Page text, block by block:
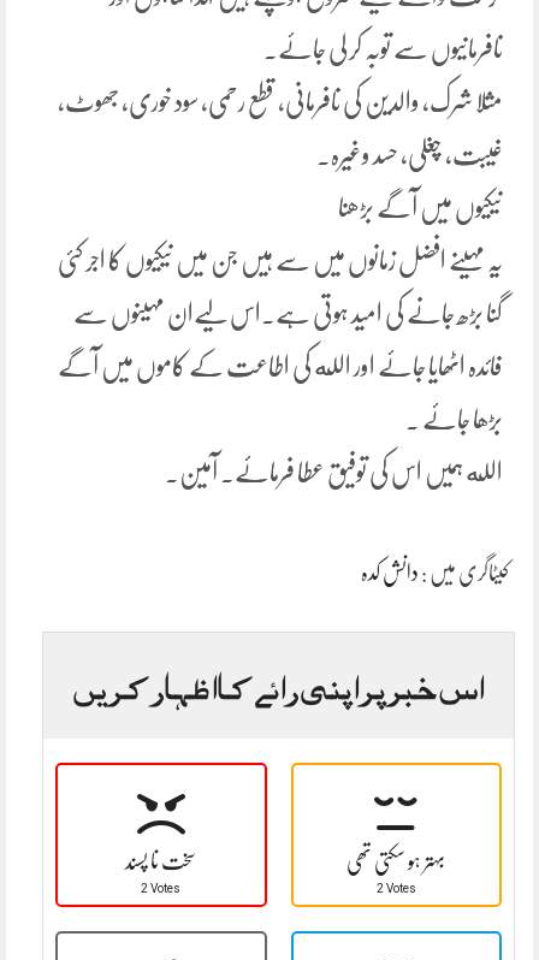
نافرمانیوں سے توبہ کر لی جائے۔
مثلا شرک، والدین کی نافرمانی، قطع رحمی، سود خوری، جھوٹ،
غیبت، چغلی، حسد وغیرہ۔
نیکیوں میں آگے بڑھنا
یہ مہینے افضل زمانوں میں سے ہیں جن میں نیکیوں کا اجر کئی
گنا بڑھ جانے کی امید ہوتی ہے۔اس لیےان مہینوں سے
فائدہ اٹھایا جائے اور الله کی اطاعت کے کاموں میں آگے
بڑھا جائے ۔
الله ہمیں اس کی توفیق عطا فرمائے۔ آمین۔
کیٹاگری میں : دانش کدہ
اس خبر پر اپنی رائے کا اظہار کریں
سخت نا پسند
2 Votes
بہتر ہو سکتی تھی
2 Votes